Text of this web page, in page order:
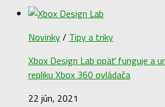
Novinky/ Tipy a triky
Xbox Design Lab opäť funguje a
repliku Xbox 360 ovládača
22 jún, 2021